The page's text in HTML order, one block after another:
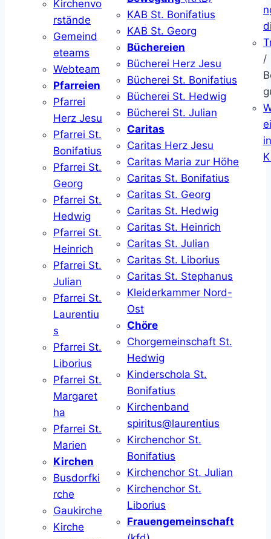
Kirchenvo
rstände
Gemeind
eteams
Webteam
Pfarreien
Pfarrei
Herz Jesu
Pfarrei St.
Bonifatius
Pfarrei St.
Georg
Pfarrei St.
Hedwig
Pfarrei St.
Heinrich
Pfarrei St.
Julian
Pfarrei St.
Laurentiu
s
Pfarrei St.
Liborius
Pfarrei St.
Margaret
ha
Pfarrei St.
Marien
Kirchen
Busdorfki
rche
Gaukirche
Kirche
KAB St. Bonifatius
KAB St. Georg
Büchereien
Bücherei Herz Jesu
Bücherei St. Bonifatius
Bücherei St. Hedwig
Bücherei St. Julian
Caritas
Caritas Herz Jesu
Caritas Maria zur Höhe
Caritas St. Bonifatius
Caritas St. Georg
Caritas St. Hedwig
Caritas St. Heinrich
Caritas St. Julian
Caritas St. Liborius
Caritas St. Stephanus
Kleiderkammer Nord-
Ost
Chöre
Chorgemeinschaft St.
Hedwig
Kinderschola St.
Bonifatius
Kirchenband
spiritus@laurentius
Kirchenchor St.
Bonifatius
Kirchenchor St. Julian
Kirchenchor St.
Liborius
Frauengemeinschaft
/